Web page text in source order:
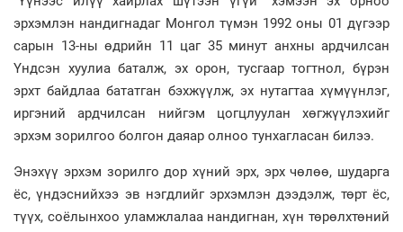
эрхэмлэн нандигнадаг Монгол түмэн 1992 оны 01 дүгээр
сарын 13-ны өдрийн 11 цаг 35 минут анхны ардчилсан
Үндсэн хуулиа баталж, эх орон, тусгаар тогтнол, бүрэн
эрхт байдлаа бататган бэхжүүлж, эх нутагтаа хүмүүнлэг,
иргэний ардчилсан нийгэм цогцлуулан хөгжүүлэхийг
эрхэм зорилгоо болгон даяар олноо тунхагласан билээ.
Энэхүү эрхэм зорилго дор хүний эрх, эрх чөлөө, шударга
ёс, үндэснийхээ эв нэгдлийг эрхэмлэн дээдэлж, төрт ёс,
түүх, соёлынхоо уламжлалаа нандигнан, хүн төрөлхтөний